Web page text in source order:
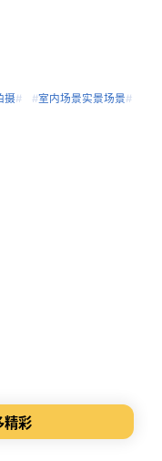
摄# #室内场景实景场景#
精彩